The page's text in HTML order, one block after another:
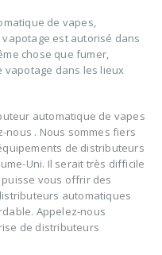
de vapes,
est autorisé dans
chose que fumer,
vapotage dans les lieux
automatique de vapes
nous . Nous sommes fiers
de distributeurs
Uni. Il serait très difficile
vous offrir des
automatiques
Appelez-nous
de distributeurs